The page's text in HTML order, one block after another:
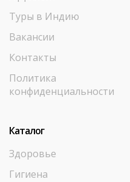
Туры в Индию
Вакансии
Контакты
Политика
конфиденциальности
Каталог
Здоровье
Гигиена